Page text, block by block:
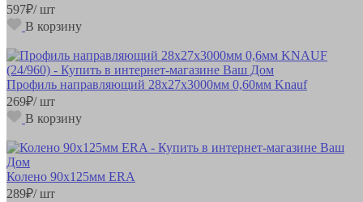
597₽/ шт
В корзину
Профиль направляющий 28х27х3000мм 0,60мм Knauf
269₽/ шт
В корзину
Колено 90х125мм ERA
289₽/ шт